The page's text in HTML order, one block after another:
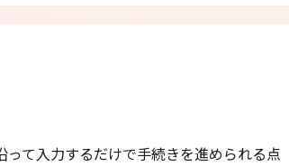
て入力するだけで手続きを進められる点